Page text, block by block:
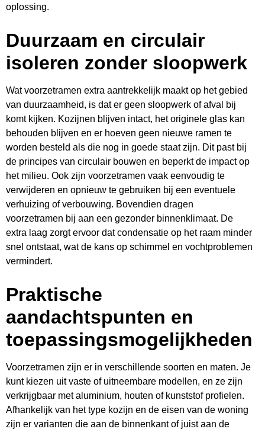
oplossing.
Duurzaam en circulair
isoleren zonder sloopwerk
Wat voorzetramen extra aantrekkelijk maakt op het gebied
van duurzaamheid, is dat er geen sloopwerk of afval bij
komt kijken. Kozijnen blijven intact, het originele glas kan
behouden blijven en er hoeven geen nieuwe ramen te
worden besteld als die nog in goede staat zijn. Dit past bij
de principes van circulair bouwen en beperkt de impact op
het milieu. Ook zijn voorzetramen vaak eenvoudig te
verwijderen en opnieuw te gebruiken bij een eventuele
verhuizing of verbouwing. Bovendien dragen
voorzetramen bij aan een gezonder binnenklimaat. De
extra laag zorgt ervoor dat condensatie op het raam minder
snel ontstaat, wat de kans op schimmel en vochtproblemen
vermindert.
Praktische
aandachtspunten en
toepassingsmogelijkheden
Voorzetramen zijn er in verschillende soorten en maten. Je
kunt kiezen uit vaste of uitneembare modellen, en ze zijn
verkrijgbaar met aluminium, houten of kunststof profielen.
Afhankelijk van het type kozijn en de eisen van de woning
zijn er varianten die aan de binnenkant of juist aan de